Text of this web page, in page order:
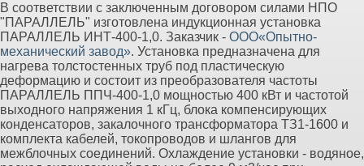
В соответствии с заключенным договором силами НПО
"ПАРАЛЛЕЛЬ" изготовлена индукционная установка
ПАРАЛЛЕЛЬ ИНТ-400-1,0. Заказчик - ООО«Опытно-
механический завод». Установка предназначена для
нагрева толстостенных труб под пластическую
деформацию и состоит из преобразователя частоты
ПАРАЛЛЕЛЬ ППЧ-400-1,0 мощностью 400 кВт и частотой
выходного напряжения 1 кГц, блока компенсирующих
конденсаторов, закалочного трансформатора ТЗ1-1600 и
комплекта кабелей, токопроводов и шлангов для
межблочных соединений. Охлаждение установки - водяное,